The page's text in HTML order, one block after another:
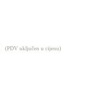
(PDV uključen u cijenu)